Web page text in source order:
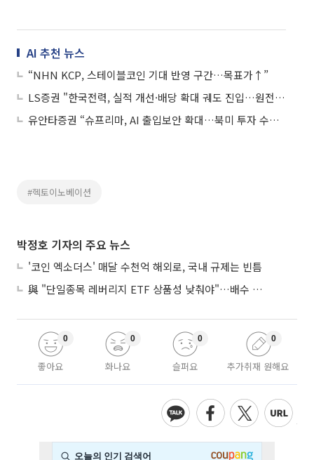
AI 추천 뉴스
“NHN KCP, 스테이블코인 기대 반영 구간…목표가↑”
LS증권 "한국전력, 실적 개선·배당 확대 궤도 진입…원전 모멘텀 재부각"
유안타증권 “슈프리마, AI 출입보안 확대…북미 투자 수혜 기대”
#헥토이노베이션
박정호 기자의 주요 뉴스
'코인 엑소더스' 매달 수천억 해외로, 국내 규제는 빈틈
與 "단일종목 레버리지 ETF 상품성 낮춰야"…배수 조정안도 거론
좋아요
0
화나요
0
슬퍼요
0
추가취재 원해요
0